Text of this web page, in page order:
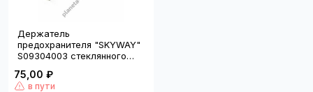
Держатель
предохранителя "SKYWAY"
S09304003 стеклянного
75,00 ₽
в пути